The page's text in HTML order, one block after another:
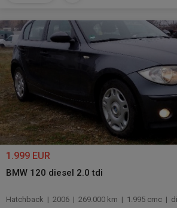
1.999 EUR
BMW 120 diesel 2.0 tdi
Hatchback | 2006 | 269.000 km | 1.995 cmc |